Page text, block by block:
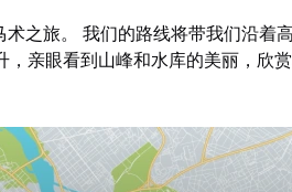
之旅。 我们的路线将带我们沿着
亲眼看到山峰和水库的美丽，欣